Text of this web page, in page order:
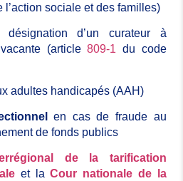
l’action sociale et des familles)
désignation d’un curateur à
(article809-1 du code
adultes handicapés (AAH)
en cas de fraude au
de fonds publics
de la tarification
et laCour nationale de la